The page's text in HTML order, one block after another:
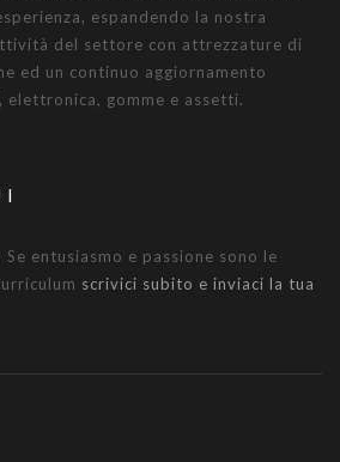
espandendo la nostra
del settore con attrezzature di
ed un continuo aggiornamento
gomme e assetti.
entusiasmo e passione sono le
scrivici subito e inviaci la tua